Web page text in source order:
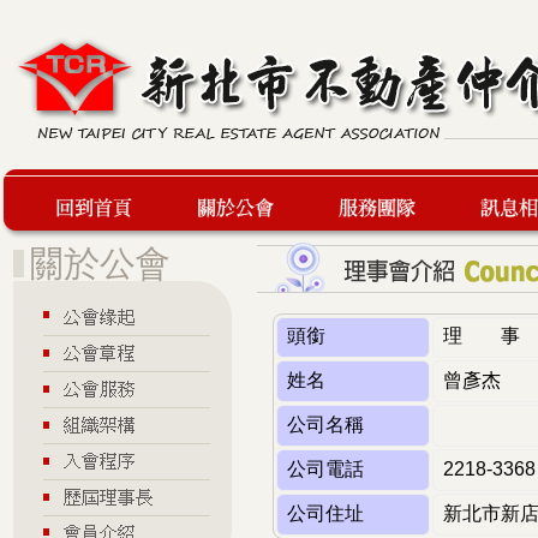
服務團隊 最新訊息
頭銜 理 事
姓名 曾彥杰
公司名稱
公司電話 2218-3368
公司住址 新北市新